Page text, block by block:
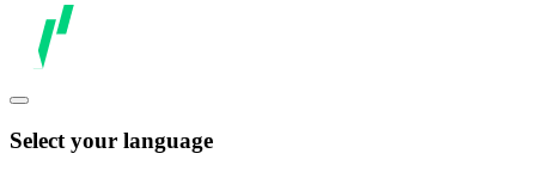
Select your language